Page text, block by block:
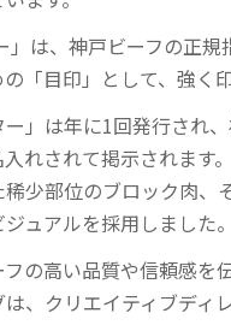
」は、神戸ビーフの正
「目印」として、強く
ー」は年に1回発行され
れされて掲示されます。
少部位のブロック肉、
ュアルを採用しました。
の高い品質や信頼感を
、クリエイティブディ